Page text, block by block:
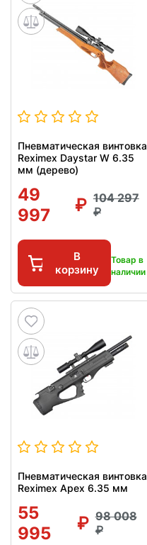
Пневматическая винтовка
Reximex Daystar W 6.35
мм (дерево)
49
997
104 297
В
корзину
Товар в
наличии
Пневматическая винтовка
Reximex Apex 6.35 мм
55
995
98 008